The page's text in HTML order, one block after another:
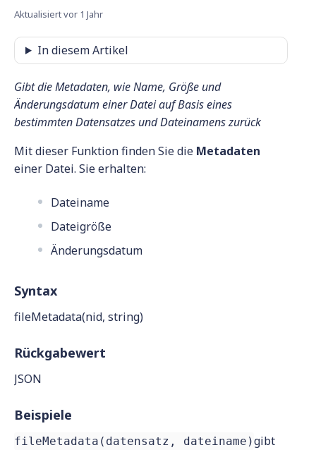
Aktualisiertvor 1 Jahr
In diesem Artikel
Gibt die Metadaten, wie Name, Größe und
Änderungsdatum einer Datei auf Basis eines
bestimmten Datensatzes und Dateinamens zurück
Mit dieser Funktion finden Sie die Metadaten
einer Datei. Sie erhalten:
Dateiname
Dateigröße
Änderungsdatum
Syntax
fileMetadata(nid, string)
Rückgabewert
JSON
Beispiele
fileMetadata(datensatz, dateiname)gibt